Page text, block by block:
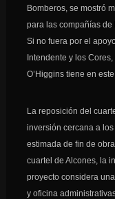
Bomberos, se mostró
para las compañías de
Si no fuera por el
Intendente y los
O’Higgins tiene en
La reposición del
inversión cercana a
estimada de fin de
cuartel de Alcones, la
proyecto considera
y oficina